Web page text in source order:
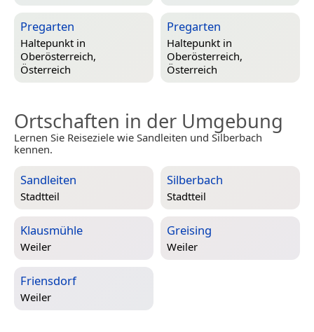
Pregarten
Haltepunkt in
Oberösterreich,
Österreich
Pregarten
Haltepunkt in
Oberösterreich,
Österreich
Ortschaften in der Umgebung
Lernen Sie Reiseziele wie Sandleiten und Silberbach
kennen.
Sandleiten
Stadtteil
Silberbach
Stadtteil
Klausmühle
Weiler
Greising
Weiler
Friensdorf
Weiler